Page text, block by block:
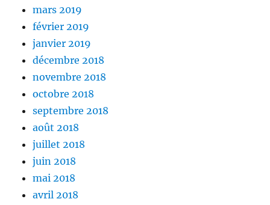
mars 2019
février 2019
janvier 2019
décembre 2018
novembre 2018
octobre 2018
septembre 2018
août 2018
juillet 2018
juin 2018
mai 2018
avril 2018